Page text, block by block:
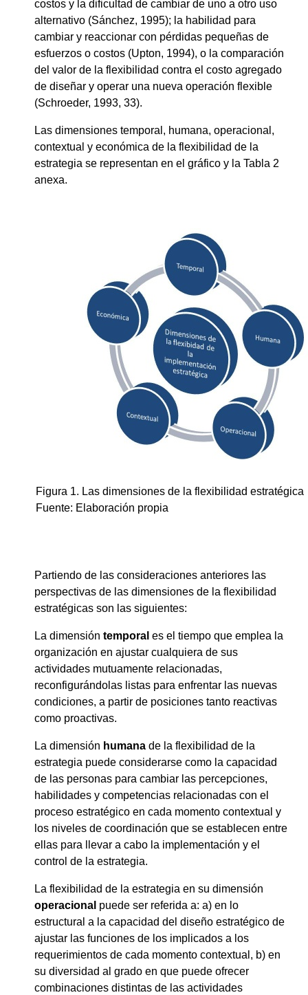
costos y la dificultad de cambiar de uno a otro uso
alternativo (Sánchez, 1995); la habilidad para
cambiar y reaccionar con pérdidas pequeñas de
esfuerzos o costos (Upton, 1994), o la comparación
del valor de la flexibilidad contra el costo agregado
de diseñar y operar una nueva operación flexible
(Schroeder, 1993, 33).
Las dimensiones temporal, humana, operacional,
contextual y económica de la flexibilidad de la
estrategia se representan en el gráfico y la Tabla 2
anexa.
Figura 1. Las dimensiones de la flexibilidad estratégica
Fuente: Elaboración propia
Partiendo de las consideraciones anteriores las
perspectivas de las dimensiones de la flexibilidad
estratégicas son las siguientes:
La dimensión temporal es el tiempo que emplea la
organización en ajustar cualquiera de sus
actividades mutuamente relacionadas,
reconfigurándolas listas para enfrentar las nuevas
condiciones, a partir de posiciones tanto reactivas
como proactivas.
La dimensión humana de la flexibilidad de la
estrategia puede considerarse como la capacidad
de las personas para cambiar las percepciones,
habilidades y competencias relacionadas con el
proceso estratégico en cada momento contextual y
los niveles de coordinación que se establecen entre
ellas para llevar a cabo la implementación y el
control de la estrategia.
La flexibilidad de la estrategia en su dimensión
operacional puede ser referida a: a) en lo
estructural a la capacidad del diseño estratégico de
ajustar las funciones de los implicados a los
requerimientos de cada momento contextual, b) en
su diversidad al grado en que puede ofrecer
combinaciones distintas de las actividades